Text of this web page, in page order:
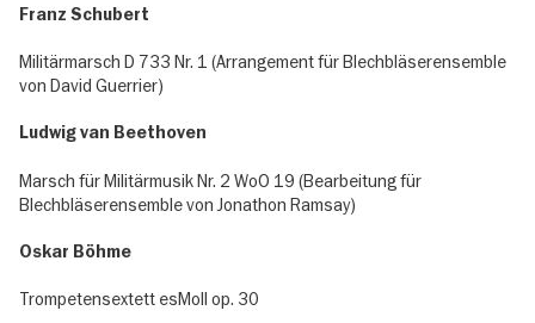
Franz Schubert
Militärmarsch D 733 Nr. 1 (Arrangement für Blechbläserensemble
von David Guerrier)
Ludwig van Beethoven
Marsch für Militärmusik Nr. 2 WoO 19 (Bearbeitung für
Blechbläserensemble von Jonathon Ramsay)
Oskar Böhme
Trompetensextett es­Moll op. 30